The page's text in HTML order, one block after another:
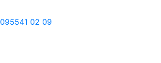
095541 02 09